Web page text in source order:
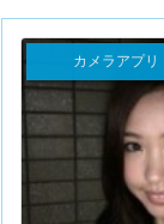
カメラアプリ